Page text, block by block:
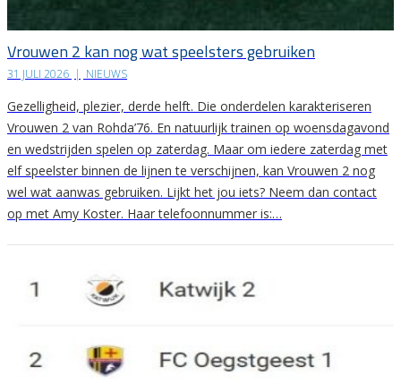
Vrouwen 2 kan nog wat speelsters gebruiken
31 JULI 2026 | NIEUWS
Gezelligheid, plezier, derde helft. Die onderdelen karakteriseren
Vrouwen 2 van Rohda’76. En natuurlijk trainen op woensdagavond
en wedstrijden spelen op zaterdag. Maar om iedere zaterdag met
elf speelster binnen de lijnen te verschijnen, kan Vrouwen 2 nog
wel wat aanwas gebruiken. Lijkt het jou iets? Neem dan contact
op met Amy Koster. Haar telefoonnummer is:…